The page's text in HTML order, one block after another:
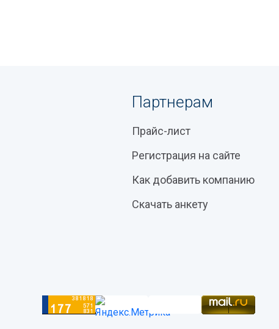
Партнерам
Прайс-лист
Регистрация на сайте
Как добавить компанию
Скачать анкету